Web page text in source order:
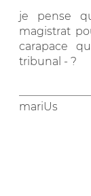
je pense
magistrat
carapace
tribunal - ?
mariUs